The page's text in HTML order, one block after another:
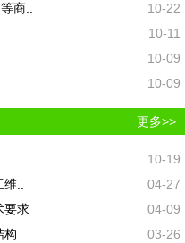
商..
10-22
10-11
10-09
10-09
更多>>
10-19
..
04-27
要求
04-09
构
03-26